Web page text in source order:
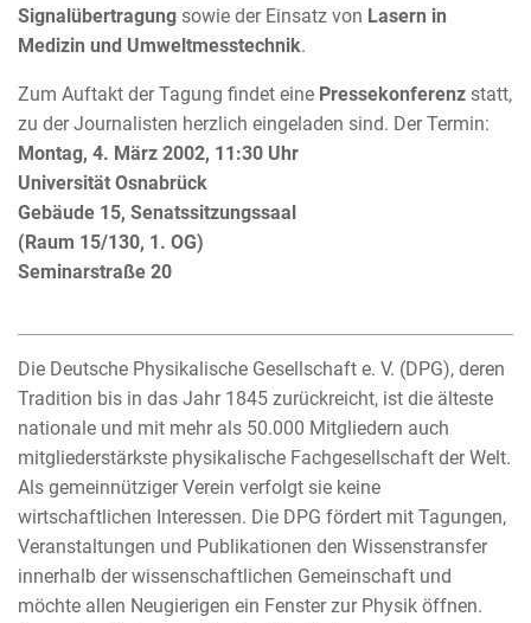
Signalübertragung sowie der Einsatz von Lasern in
Medizin und Umweltmesstechnik.
Zum Auftakt der Tagung findet eine Pressekonferenz statt,
zu der Journalisten herzlich eingeladen sind. Der Termin:
Montag, 4. März 2002, 11:30 Uhr
Universität Osnabrück
Gebäude 15, Senatssitzungssaal
(Raum 15/130, 1. OG)
Seminarstraße 20
Die Deutsche Physikalische Gesellschaft e. V. (DPG), deren
Tradition bis in das Jahr 1845 zurückreicht, ist die älteste
nationale und mit mehr als 50.000 Mitgliedern auch
mitgliederstärkste physikalische Fachgesellschaft der Welt.
Als gemeinnütziger Verein verfolgt sie keine
wirtschaftlichen Interessen. Die DPG fördert mit Tagungen,
Veranstaltungen und Publikationen den Wissenstransfer
innerhalb der wissenschaftlichen Gemeinschaft und
möchte allen Neugierigen ein Fenster zur Physik öffnen.